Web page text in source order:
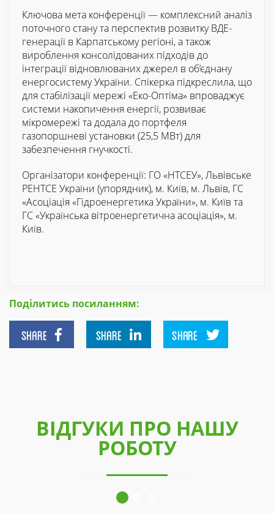
Ключова мета конференції — комплексний аналіз
поточного стану та перспектив розвитку ВДЕ-
генерації в Карпатському регіоні, а також
вироблення консолідованих підходів до
інтеграції відновлюваних джерел в об’єднану
енергосистему України. Спікерка підкреслила, що
для стабілізації мережі «Еко-Оптіма» впроваджує
системи накопичення енергії, розвиває
мікромережі та додала до портфеля
газопоршневі установки (25,5 МВт) для
забезпечення гнучкості.
Організатори конференції: ГО «НТСЕУ», Львівське
РЕНТСЕ України (упорядник), м. Київ, м. Львів, ГС
«Асоціація «Гідроенергетика України», м. Київ та
ГС «Українська вітроенергетична асоціація», м.
Київ.
Поділитись посиланням:
SHARE SHARE SHARE
ВІДГУКИ ПРО НАШУ
РОБОТУ